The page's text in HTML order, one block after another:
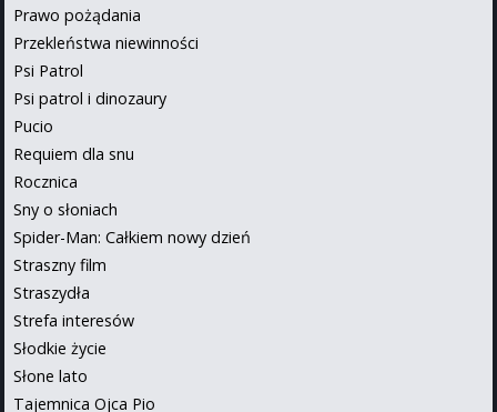
Prawo pożądania
Przekleństwa niewinności
Psi Patrol
Psi patrol i dinozaury
Pucio
Requiem dla snu
Rocznica
Sny o słoniach
Spider-Man: Całkiem nowy dzień
Straszny film
Straszydła
Strefa interesów
Słodkie życie
Słone lato
Tajemnica Ojca Pio